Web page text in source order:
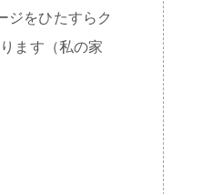
ジをひたすらク
ます（私の家